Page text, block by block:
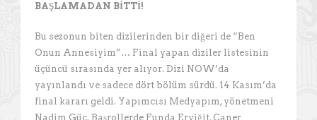
BAŞLAMADAN BİTTİ!
Bu sezonun biten dizilerinden bir diğeri de “Ben
Onun Annesiyim”… Final yapan diziler listesinin
üçüncü sırasında yer alıyor. Dizi NOW’da
yayınlandı ve sadece dört bölüm sürdü. 14 Kasım’da
final kararı geldi. Yapımcısı Medyapım, yönetmeni
Nadim Güç. Başrollerde Funda Eryiğit, Caner